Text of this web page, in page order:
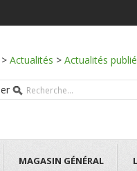
> Actualités > Actualités
MAGASIN GÉNÉRAL